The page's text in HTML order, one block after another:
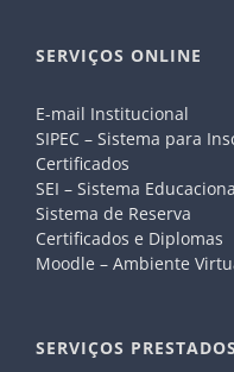
SERVIÇOS ONLINE
E-mail Institucional
SIPEC – Sistema para
Certificados
SEI – Sistema
Sistema de Reserva
Certificados e Diplomas
Moodle – Ambiente
SERVIÇOS PRESTADOS